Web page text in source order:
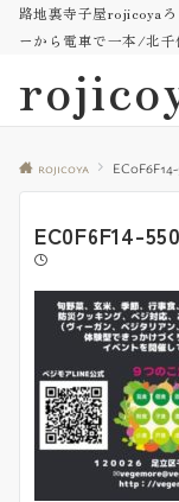
路地裏寺子屋rojicoya
ーから電車で一本/北
rojicoya
EC0F6F14-